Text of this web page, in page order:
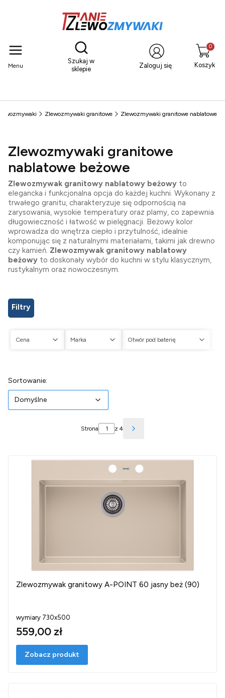
Menu
Otwórz wyszukiwarkę
Szukaj w
sklepie
Zaloguj się Koszyk
Zlewozmywaki granitowe Zlewozmywaki granitowe nablatowe
Zlewozmywaki granitowe
nablatowe beżowe
Zlewozmywak granitowy nablatowy beżowy to
elegancka i funkcjonalna opcja do każdej kuchni. Wykonany z
trwałego granitu, charakteryzuje się odpornością na
zarysowania, wysokie temperatury oraz plamy, co zapewnia
długowieczność i łatwość w pielęgnacji. Beżowy kolor
wprowadza do wnętrza ciepło i przytulność, idealnie
komponując się z naturalnymi materiałami, takimi jak drewno
czy kamień. Zlewozmywak granitowy nablatowy
beżowy to doskonały wybór do kuchni w stylu klasycznym,
rustykalnym oraz nowoczesnym.
Filtry
Cena Marka Otwór pod baterię
Lista produktów
Sortowanie:
Domyślne
Strona z 4 Następne produkty
Zlewozmywak granitowy A-POINT 60 jasny beż (90)
wymiary 730x500
559,00 zł
Zobacz produkt